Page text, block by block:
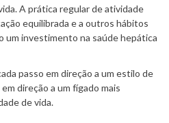
A prática regular de atividade
equilibrada e a outros hábitos
um investimento na saúde hepática
passo em direção a um estilo de
direção a um fígado mais
de vida.